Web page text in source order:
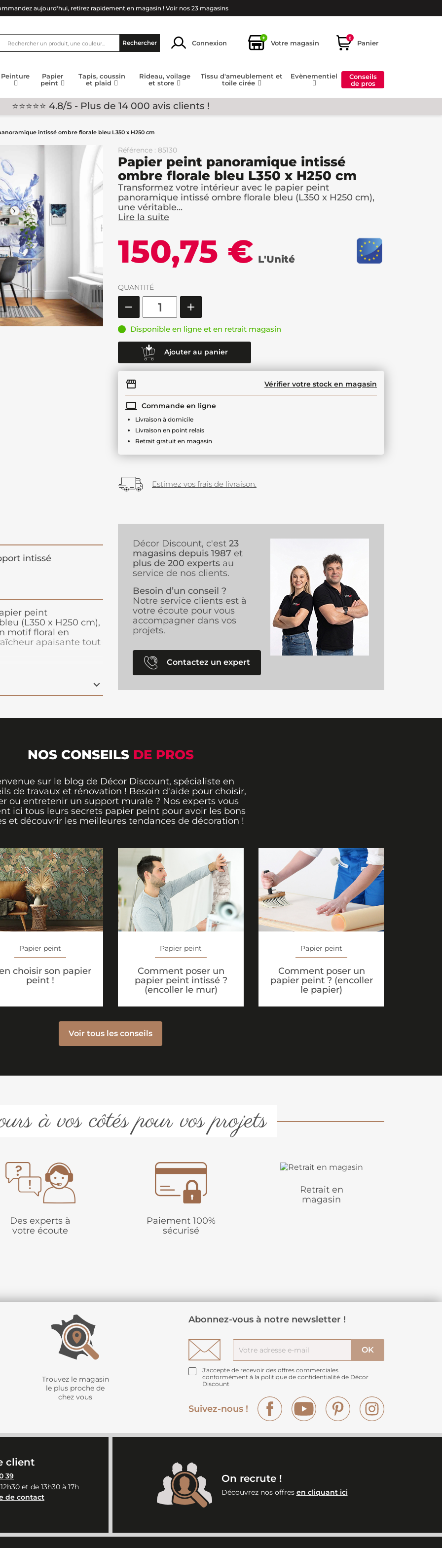
aujourd'hui, retirez rapidement en magasin ! Voir nos 23 magasins
Rechercher Connexion
+
Votre magasin
0
Panier
Peinture
Papier
peint
Tapis, coussin
et plaid
Rideau, voilage
et store
Tissu d'ameublement et
toile cirée
Evènementiel
Conseils
de pros
⭐⭐⭐⭐⭐ 4.8/5 - Plus de 14 000 avis clients !
intissé ombre florale bleu L350 x H250 cm
Référence : 85130
Papier peint panoramique intissé
ombre florale bleu L350 x H250 cm
Transformez votre intérieur avec le papier peint
panoramique intissé ombre florale bleu (L350 x H250 cm),
une véritable...
Lire la suite
150,75 € L'Unité
QUANTITÉ
Disponible en ligne et en retrait magasin
Ajouter au panier
Vérifier votre stock en magasin
Commande en ligne
Livraison à domicile
Livraison en point relais
Retrait gratuit en magasin
Estimez vos frais de livraison.
intissé
peint
(L350 x H250 cm),
motif floral en
apaisante tout
peint est parfait
une chambre ou un
Décor Discount, c'est 23
magasins depuis 1987 et
plus de 200 experts au
service de nos clients.
Besoin d’un conseil ?
Notre service clients est à
votre écoute pour vous
accompagner dans vos
projets.
Contactez un expert
NOS CONSEILS DE PROS
sur le blog de Décor Discount, spécialiste en
de travaux et rénovation ! Besoin d'aide pour choisir,
ou entretenir un support murale ? Nos experts vous
ici tous leurs secrets papier peint pour avoir les bons
et découvrir les meilleures tendances de décoration !
Papier peint
choisir son papier
peint !
Papier peint
Comment poser un
papier peint intissé ?
(encoller le mur)
Papier peint
Comment poser un
papier peint ? (encoller
le papier)
Voir tous les conseils
à vos côtés pour vos projets
Des experts à
votre écoute
Paiement 100%
sécurisé
Retrait en
magasin
Trouvez le magasin
le plus proche de
chez vous
Abonnez-vous à notre newsletter !
J'accepte de recevoir des offres commerciales
conformément à la politique de confidentialité de Décor
Discount
Suivez-nous !
Facebook YouTube Pinterest
client
39
et de 13h30 à 17h
de contact
On recrute !
Découvrez nos offres en cliquant ici